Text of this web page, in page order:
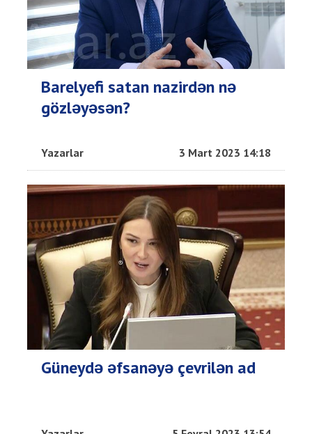
Barelyefi satan nazirdən nə
gözləyəsən?
Yazarlar 3 Mart 2023 14:18
Güneydə əfsanəyə çevrilən ad